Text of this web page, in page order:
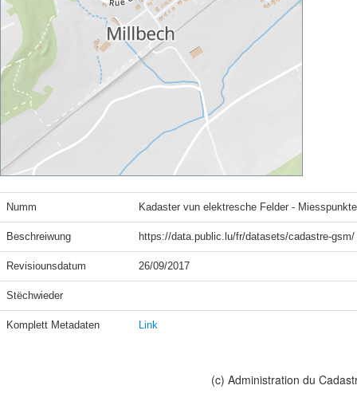
Numm Kadaster vun elektresche Felder -
Beschreiwung https://data.public.lu/fr/datasets/cadastre-gsm/
Revisiounsdatum 26/09/2017
Stëchwieder
Komplett Metadaten Link
(c) Administration du